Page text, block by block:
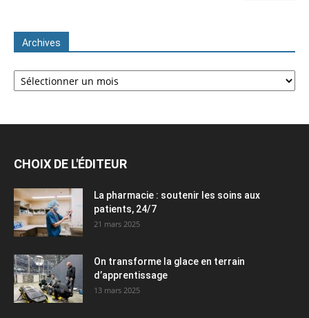
Archives
Archives
CHOIX DE L'ÉDITEUR
La pharmacie : soutenir les soins aux
patients, 24/7
21 mars 2025
On transforme la glace en terrain
d’apprentissage
13 mars 2025